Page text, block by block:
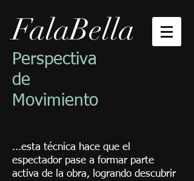
FalaBella
Perspectiva
de
Movimiento
...esta técnica hace que el
espectador pase a formar parte
activa de la obra, logrando descubrir